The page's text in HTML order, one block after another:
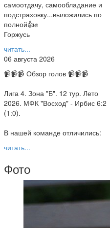
самоотдачу, самообладание и
подстраховку...выложились по
полной👍✊
Горжусь
читать...
06 августа 2026
📹📹📹 Обзор голов 📹📹📹
Лига 4. Зона "Б". 12 тур. Лето
2026. МФК "Восход" - Ирбис 6:2
(1:0).
В нашей команде отличились:
читать...
Фото